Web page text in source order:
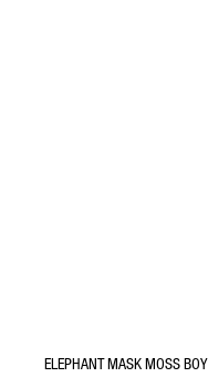
ELEPHANT MASK MOSS BOY